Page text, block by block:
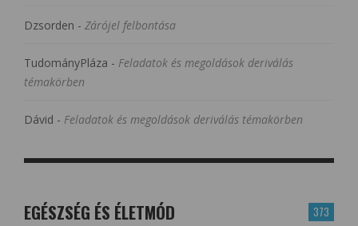
Dzsorden - Zárójel felbontása
TudományPláza - Feladatok és megoldások deriválás
témakörben
Dávid - Feladatok és megoldások deriválás témakörben
373
EGÉSZSÉG ÉS ÉLETMÓD